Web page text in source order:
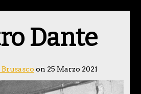
Dante
on 25 Marzo 2021